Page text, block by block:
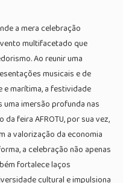
a mera celebração
multifacetado que
Ao reunir uma
musicais e de
marítima, a festividade
imersão profunda nas
feira AFROTU, por sua vez,
a valorização da economia
a celebração não apenas
fortalece laços
cultural e impulsiona